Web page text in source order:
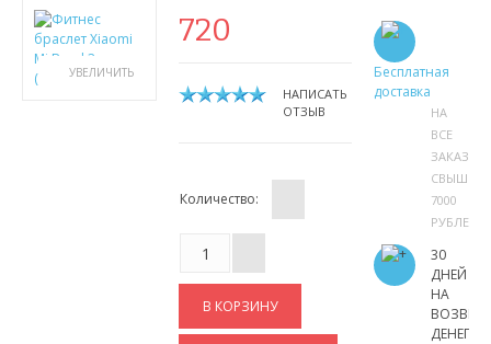
УВЕЛИЧИТЬ
720
НАПИСАТЬ
ОТЗЫВ
Количество:
Бесплатная
доставка
НА
ВСЕ
ЗАКАЗЫ
СВЫШЕ
7000
РУБЛЕЙ
30
ДНЕЙ
НА
ВОЗВРАТ
ДЕНЕГ